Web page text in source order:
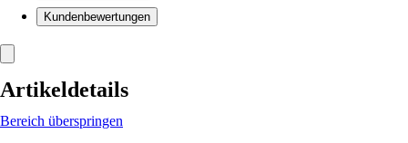
Kundenbewertungen
Artikeldetails
Bereich überspringen